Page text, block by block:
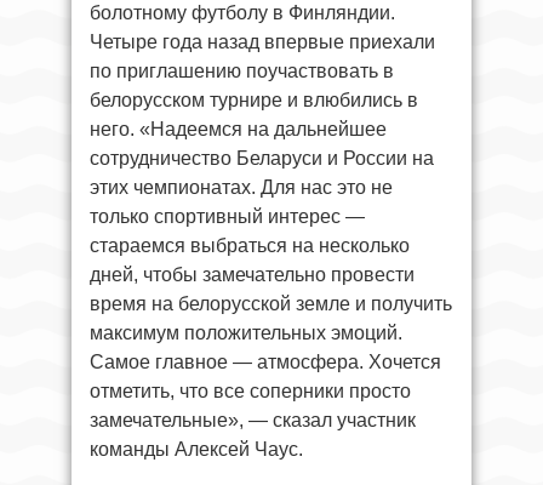
болотному футболу в Финляндии.
Четыре года назад впервые приехали
по приглашению поучаствовать в
белорусском турнире и влюбились в
него. «Надеемся на дальнейшее
сотрудничество Беларуси и России на
этих чемпионатах. Для нас это не
только спортивный интерес —
стараемся выбраться на несколько
дней, чтобы замечательно провести
время на белорусской земле и получить
максимум положительных эмоций.
Самое главное — атмосфера. Хочется
отметить, что все соперники просто
замечательные», — сказал участник
команды Алексей Чаус.